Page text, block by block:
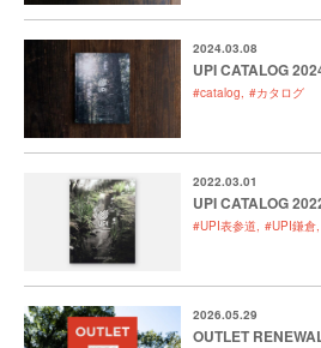
2024.03.08
UPI CATALOG
#catalog #カタログ
2022.03.01
UPI CATALOG
#UPI表参道 #UPI鎌倉
2026.05.29
OUTLET